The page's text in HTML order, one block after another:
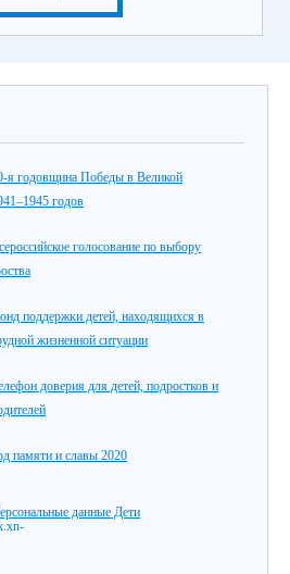
я годовщина Победы в Великой
годов
голосование по выбору
поддержки детей, находящихся в
жизненной ситуации
доверия для детей, подростков и
памяти и славы 2020
данные Дети